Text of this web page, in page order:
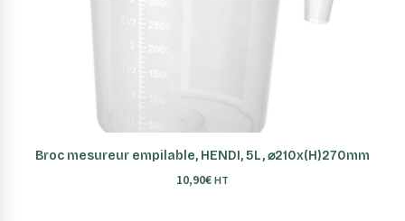
AJOUTER AU PANIER
Broc mesureur empilable, HENDI, 5L, ⌀210x(H)270mm
10,90€HT